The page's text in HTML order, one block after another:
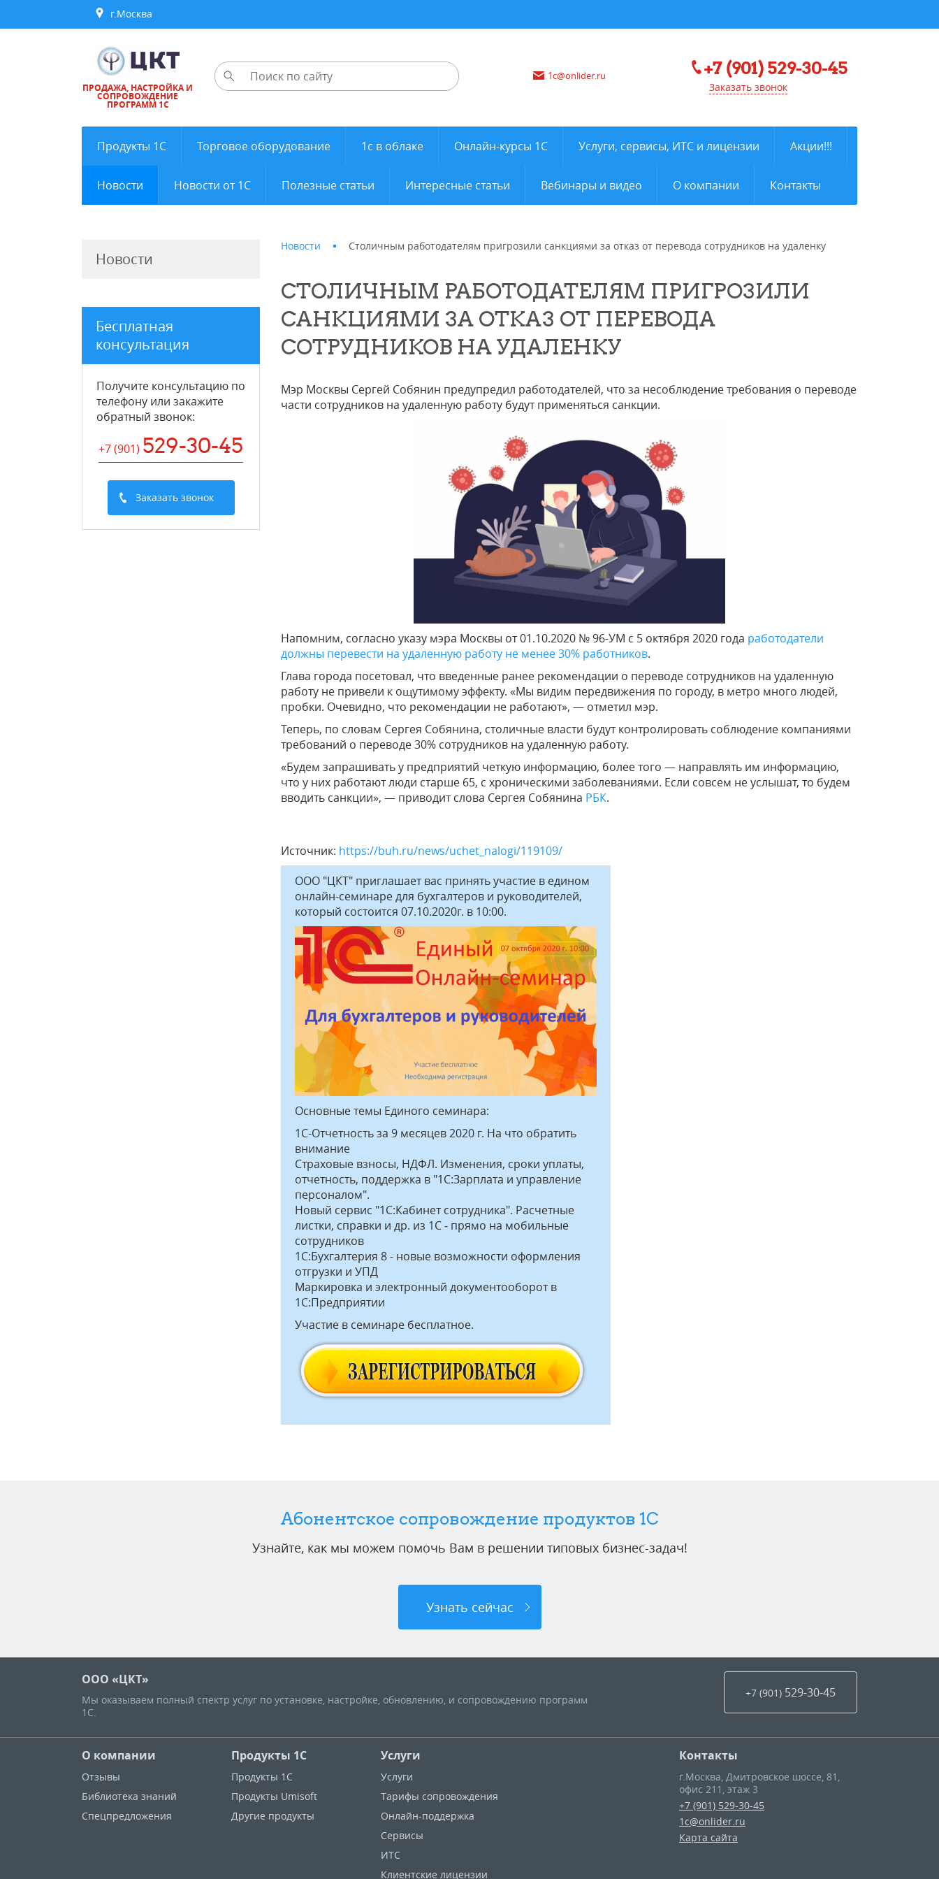
г.Москва
ПРОДАЖА, НАСТРОЙКА И
СОПРОВОЖДЕНИЕ
ПРОГРАММ 1С
1c@onlider.ru +7 (901) 529-30-45
Заказать звонок
Продукты 1С Торговое оборудование 1с в облаке Онлайн-курсы 1С Услуги, сервисы, ИТС и лицензии Акции!!!
Новости Новости от 1С Полезные статьи Интересные статьи Вебинары и видео О компании Контакты
Новости
Бесплатная
консультация
Получите консультацию по
телефону или закажите
обратный звонок:
+7 (901) 529-30-45
Заказать звонок
Новости Столичным работодателям пригрозили санкциями за отказ от перевода сотрудников на удаленку
СТОЛИЧНЫМ РАБОТОДАТЕЛЯМ ПРИГРОЗИЛИ
САНКЦИЯМИ ЗА ОТКАЗ ОТ ПЕРЕВОДА
СОТРУДНИКОВ НА УДАЛЕНКУ
Мэр Москвы Сергей Собянин предупредил работодателей, что за несоблюдение требования о переводе
части сотрудников на удаленную работу будут применяться санкции.
Напомним, согласно указу мэра Москвы от 01.10.2020 № 96-УМ с 5 октября 2020 года работодатели
должны перевести на удаленную работу не менее 30% работников.
Глава города посетовал, что введенные ранее рекомендации о переводе сотрудников на удаленную
работу не привели к ощутимому эффекту. «Мы видим передвижения по городу, в метро много людей,
пробки. Очевидно, что рекомендации не работают», — отметил мэр.
Теперь, по словам Сергея Собянина, столичные власти будут контролировать соблюдение компаниями
требований о переводе 30% сотрудников на удаленную работу.
«Будем запрашивать у предприятий четкую информацию, более того — направлять им информацию,
что у них работают люди старше 65, с хроническими заболеваниями. Если совсем не услышат, то будем
вводить санкции», — приводит слова Сергея Собянина РБК.
Источник: https://buh.ru/news/uchet_nalogi/119109/
ООО "ЦКТ" приглашает вас принять участие в едином
онлайн-семинаре для бухгалтеров и руководителей,
который состоится 07.10.2020г. в 10:00.
Основные темы Единого семинара:
1С-Отчетность за 9 месяцев 2020 г. На что обратить
внимание
Страховые взносы, НДФЛ. Изменения, сроки уплаты,
отчетность, поддержка в "1С:Зарплата и управление
персоналом".
Новый сервис "1С:Кабинет сотрудника". Расчетные
листки, справки и др. из 1С ‑ прямо на мобильные
сотрудников
1С:Бухгалтерия 8 - новые возможности оформления
отгрузки и УПД
Маркировка и электронный документооборот в
1С:Предприятии
Участие в семинаре бесплатное.
Абонентское сопровождение продуктов 1C
Узнайте, как мы можем помочь Вам в решении типовых бизнес-задач!
Узнать сейчас
ООО «ЦКТ»
Мы оказываем полный спектр услуг по установке, настройке, обновлению, и сопровождению программ
1С.
+7 (901) 529-30-45
О компании
Отзывы
Библиотека знаний
Спецпредложения
Продукты 1С
Продукты 1С
Продукты Umisoft
Другие продукты
Услуги
Услуги
Тарифы сопровождения
Онлайн-поддержка
Сервисы
ИТС
Клиентские лицензии
Контакты
г.Москва Дмитровское шоссе, 81,
офис 211, этаж 3
+7 (901) 529-30-45
1c@onlider.ru
Карта сайта